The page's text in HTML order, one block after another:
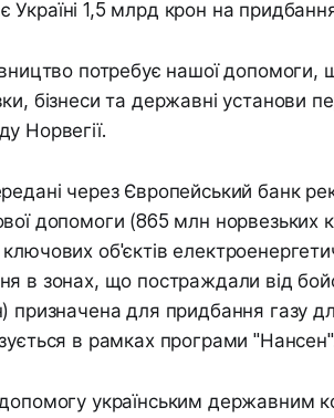
потребує нашої допомоги,
бізнеси та державні установи
Норвегії.
через Європейський банк
допомоги (865 млн норвезьких
об'єктів
в зонах, що постраждали від
призначена для придбання газу
в рамках програми
українським державним